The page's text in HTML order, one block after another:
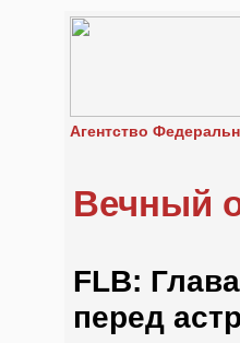
Агентство
Вечный
FLB:
перед